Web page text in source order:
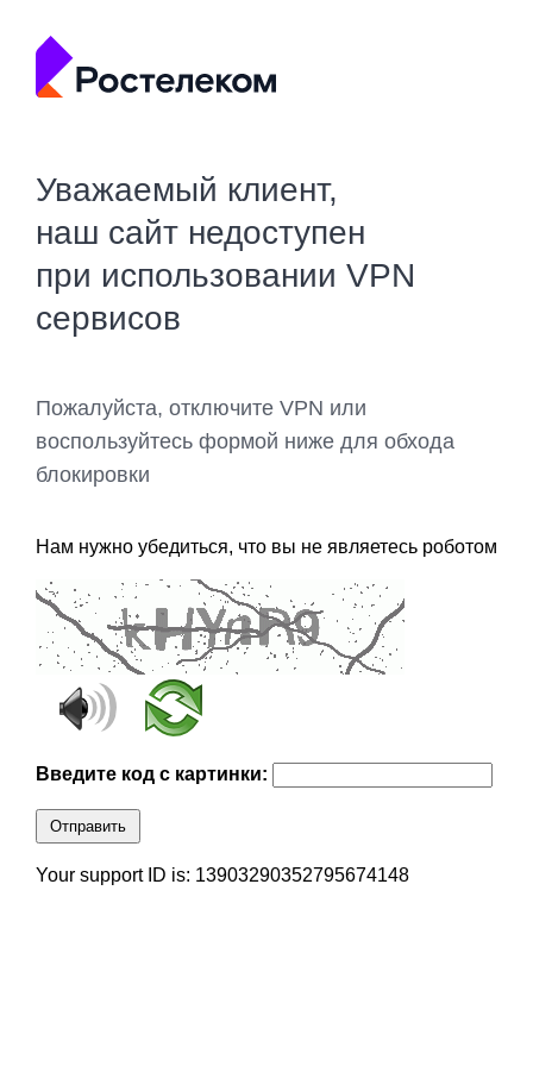
Уважаемый клиент,
наш сайт недоступен
при использовании VPN
сервисов
Пожалуйста, отключите VPN или
воспользуйтесь формой ниже для обхода
блокировки
Нам нужно убедиться, что вы не являетесь роботом
Введите код с картинки:
Отправить
Your support ID is: 13903290352795674148